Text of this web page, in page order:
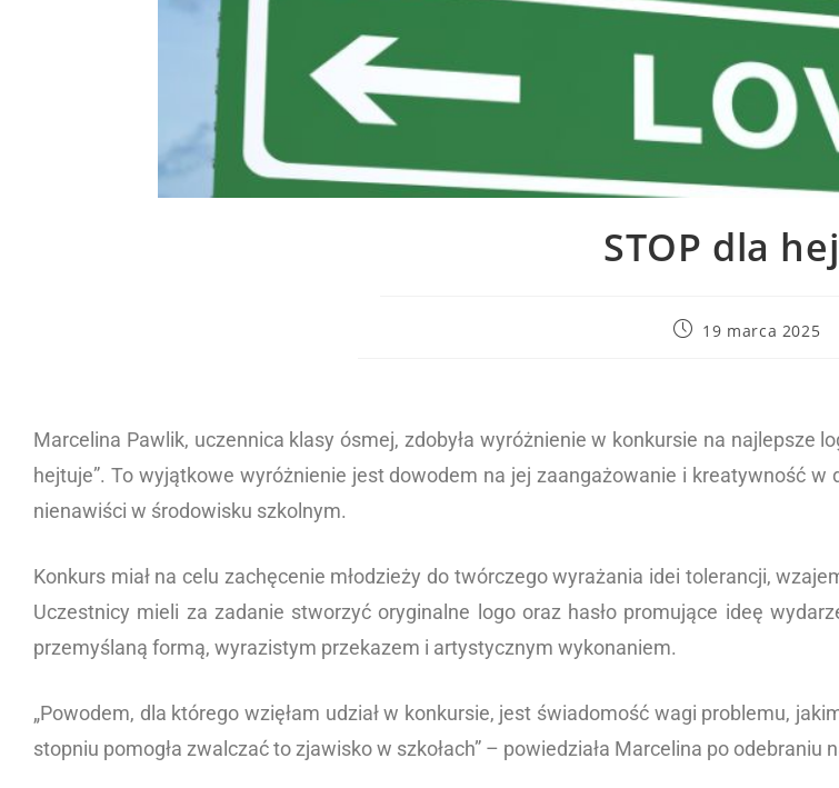
STOP dla
19 marca 2025
Marcelina Pawlik, uczennica klasy ósmej, zdobyła wyróżnienie w konkursie na najlepsze
hejtuje”. To wyjątkowe wyróżnienie jest dowodem na jej zaangażowanie i kreatywność w
nienawiści w środowisku szkolnym.
Konkurs miał na celu zachęcenie młodzieży do twórczego wyrażania idei tolerancji,
Uczestnicy mieli za zadanie stworzyć oryginalne logo oraz hasło promujące ideę
przemyślaną formą, wyrazistym przekazem i artystycznym wykonaniem.
„Powodem, dla którego wzięłam udział w konkursie, jest świadomość wagi problemu,
stopniu pomogła zwalczać to zjawisko w szkołach” – powiedziała Marcelina po odebraniu